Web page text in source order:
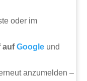
oder im
aufGoogle und
anzumelden –